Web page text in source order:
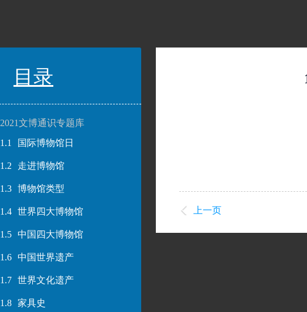
目录
2021文博通识专题库
1.1
国际博物馆日
1.2 走进博物馆
1.3 博物馆类型
1.4 世界四大博物馆
1.5 中国四大博物馆
1.6 中国世界遗产
1.7 世界文化遗产
1.8 家具史
上一页